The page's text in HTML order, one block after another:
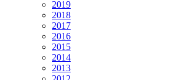
2019
2018
2017
2016
2015
2014
2013